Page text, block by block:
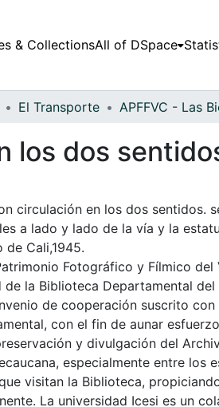
& CollectionsAll of DSpace
El Transporte
los dos
circulación en los dos sentidos.
a lado y lado de la vía y la
de Cali,1945.
Fotográfico y Fílmico del
de la Biblioteca Departamental del
de cooperación suscrito con
con el fin de aunar
y divulgación del
especialmente entre los
visitan la Biblioteca,
La universidad Icesi es un